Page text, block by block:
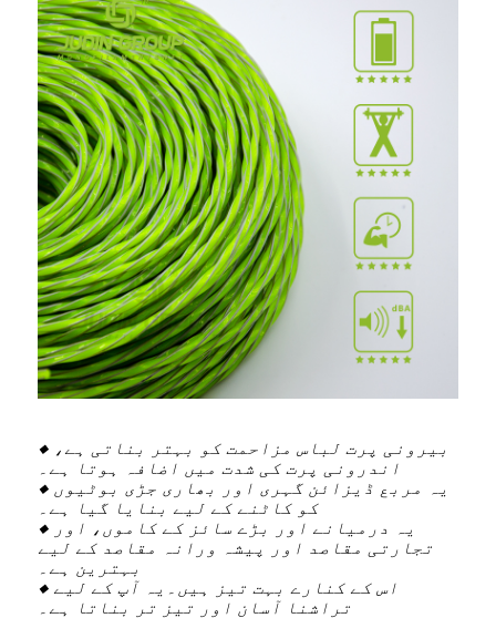
◆ بیرونی پرت لباس مزاحمت کو بہتر بناتی ہے،
اندرونی پرت کی شدت میں اضافہ ہوتا ہے۔
◆ یہ مربع ڈیزائن گہری اور بھاری جڑی بوٹیوں
کو کاٹنے کے لیے بنایا گیا ہے۔
◆ یہ درمیانے اور بڑے سائز کے کاموں، اور
تجارتی مقاصد اور پیشہ ورانہ مقاصد کے لیے
بہترین ہے۔
◆ اس کے کنارے بہت تیز ہیں۔یہ آپ کے لیے
تراشنا آسان اور تیز تر بناتا ہے۔